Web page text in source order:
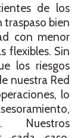
de los
traspaso bien
con menor
flexibles. Sin
los riesgos
nuestra Red
lo
Nuestros